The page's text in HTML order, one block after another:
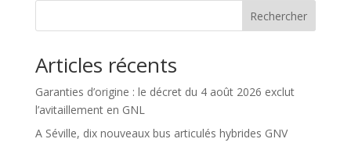
Rechercher
Articles récents
Garanties d’origine : le décret du 4 août 2026 exclut
l’avitaillement en GNL
A Séville, dix nouveaux bus articulés hybrides GNV